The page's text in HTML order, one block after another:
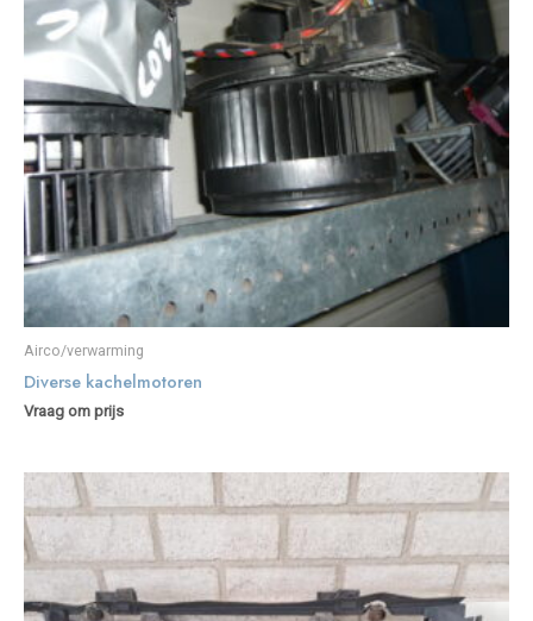
Airco/verwarming
Diverse kachelmotoren
Vraag om prijs